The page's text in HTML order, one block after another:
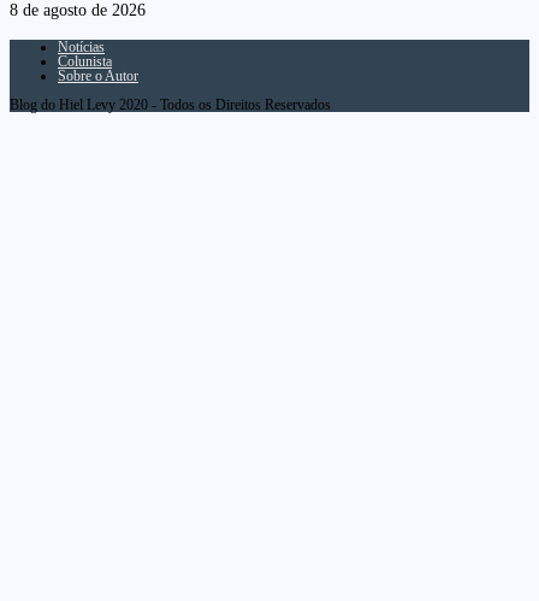
8 de agosto de 2026
Notícias
Colunista
Sobre o Autor
Blog do Hiel Levy 2020 - Todos os Direitos Reservados